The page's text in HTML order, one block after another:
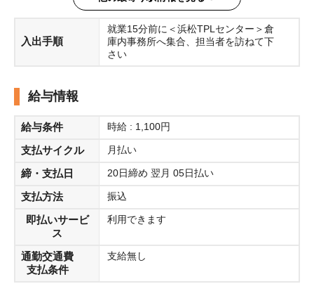
入出手順
就業15分前に＜浜松TPLセンター＞倉
庫内事務所へ集合、担当者を訪ねて下
さい
給与情報
給与条件 時給 : 1,100円
支払サイクル 月払い
締・支払日 20日締め 翌月 05日払い
支払方法 振込
即払いサービ
ス
利用できます
通勤交通費
支払条件
支給無し